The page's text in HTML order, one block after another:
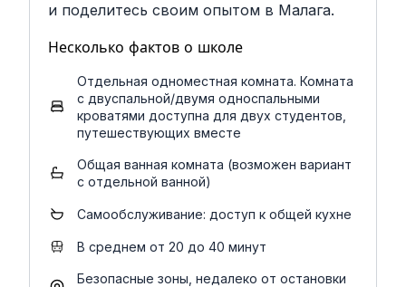
и поделитесь своим опытом в Малага.
Несколько фактов о школе
Отдельная одноместная комната. Комната
с двуспальной/двумя односпальными
кроватями доступна для двух студентов,
путешествующих вместе
Общая ванная комната (возможен вариант
с отдельной ванной)
Самообслуживание: доступ к общей кухне
В среднем от 20 до 40 минут
Безопасные зоны, недалеко от остановки